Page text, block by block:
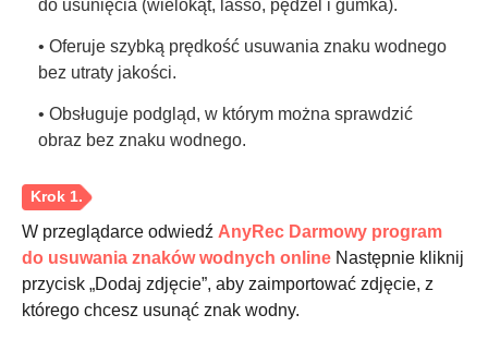
do usunięcia (wielokąt, lasso, pędzel i gumka).
• Oferuje szybką prędkość usuwania znaku wodnego
bez utraty jakości.
• Obsługuje podgląd, w którym można sprawdzić
obraz bez znaku wodnego.
W przeglądarce odwiedź AnyRec Darmowy program
do usuwania znaków wodnych online Następnie kliknij
przycisk „Dodaj zdjęcie”, aby zaimportować zdjęcie, z
którego chcesz usunąć znak wodny.